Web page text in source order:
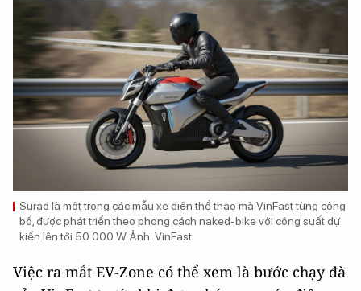
Surad là một trong các mẫu xe điện thể thao mà VinFast từng công
bố, được phát triển theo phong cách naked-bike với công suất dự
kiến lên tới 50.000 W. Ảnh: VinFast.
Việc ra mắt EV-Zone có thể xem là bước chạy đà